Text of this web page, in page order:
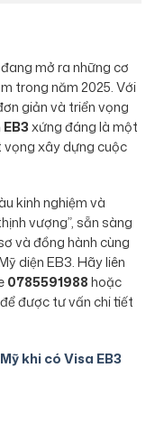
mở ra những cơ
trong năm 2025. Với
giản và triển vọng
xứng đáng là một
vọng xây dựng cuộc
kinh nghiệm và
vượng”, sẵn sàng
và đồng hành cùng
diện EB3. Hãy liên
0785591988hoặc
để được tư vấn chi tiết
khi có Visa EB3